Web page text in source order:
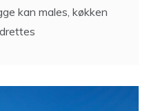
kan males, køkken